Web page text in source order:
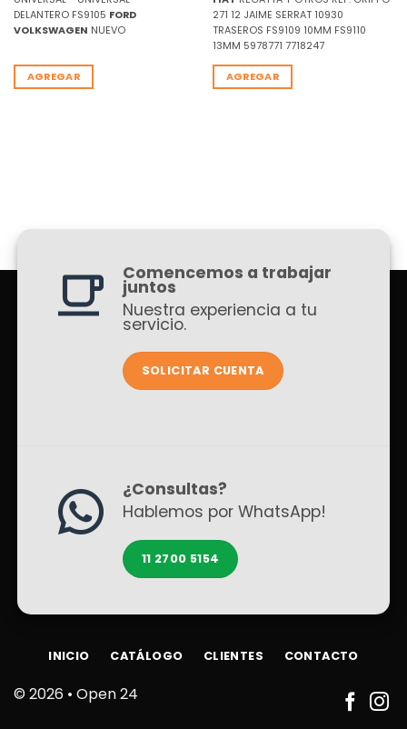
DELANTERO FS9105 FORD
VOLKSWAGEN NUEVO
AGREGAR
271 12 JAIME SERRAT 10930
TRASEROS FS9109 10MM FS9110
13MM 5978771 7718247
AGREGAR
Comencemos a trabajar
juntos
Nuestra experiencia a tu
servicio.
SOLICITAR CUENTA
¿Consultas?
Hablemos por WhatsApp!
11 2700 5154
© 2026 • Open 24
INICIO CATÁLOGO CLIENTES CONTACTO